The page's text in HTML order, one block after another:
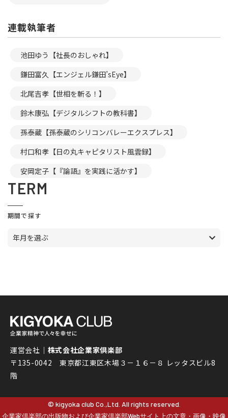
連載執筆者
池田ゆう【社長のおしゃれ】
鎌田富久【エンジェル鎌田’sEye】
北尾吉孝【世相を斬る！】
鈴木康弘【デジタルシフトの教科書】
孫泰蔵【孫泰蔵のシリコンバレーエクスプレス】
村口和孝【日の丸キャピタリスト風雲録】
安岡定子【『論語』を実践に活かす】
TERM
期間で探す
年月を選ぶ
運営会社｜ 株式会社企業家倶楽部
〒135-0042 東京都江東区木場３－１６－８ レッタスビル8
階
© kigyoka club Co.,Ltd. All rights reserved.
企業家倶楽部の出版物および企業家倶楽部Webサイト上の文章・画像・映像